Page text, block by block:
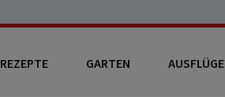
REZEPTE GARTEN AUSFLÜGE